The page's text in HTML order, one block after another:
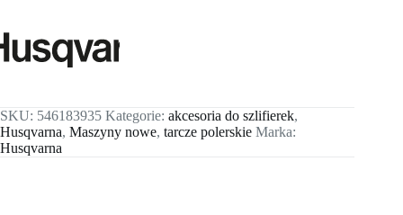
SKU: 546183935 Kategorie: akcesoria do szlifierek,
Husqvarna, Maszyny nowe, tarcze polerskie Marka:
Husqvarna